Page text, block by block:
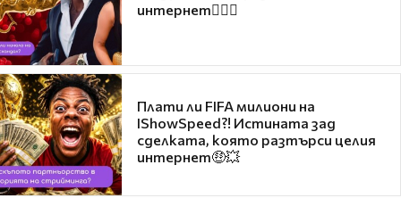
интернет❤️‍🔥🔥
Плати ли FIFA милиони на
IShowSpeed?! Истината зад
сделката, която разтърси целия
интернет🤑💥